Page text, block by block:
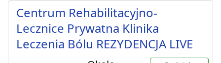
Centrum Rehabilitacyjno-
Lecznice Prywatna Klinika
Leczenia Bólu REZYDENCJA LIVE